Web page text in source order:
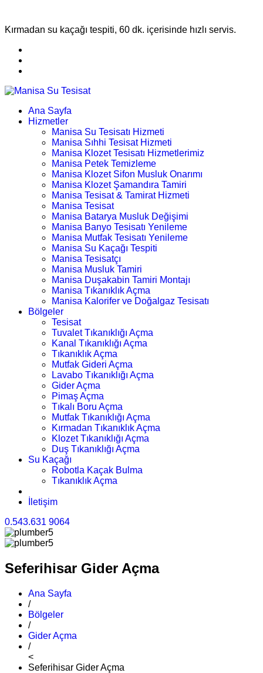
Kırmadan su kaçağı tespiti, 60 dk. içerisinde hızlı servis.
Ana Sayfa
Hizmetler
Manisa Su Tesisatı Hizmeti
Manisa Sıhhi Tesisat Hizmeti
Manisa Klozet Tesisatı Hizmetlerimiz
Manisa Petek Temizleme
Manisa Klozet Sifon Musluk Onarımı
Manisa Klozet Şamandıra Tamiri
Manisa Tesisat & Tamirat Hizmeti
Manisa Tesisat
Manisa Batarya Musluk Değişimi
Manisa Banyo Tesisatı Yenileme
Manisa Mutfak Tesisatı Yenileme
Manisa Su Kaçağı Tespiti
Manisa Tesisatçı
Manisa Musluk Tamiri
Manisa Duşakabin Tamiri Montajı
Manisa Tıkanıklık Açma
Manisa Kalorifer ve Doğalgaz Tesisatı
Bölgeler
Tesisat
Tuvalet Tıkanıklığı Açma
Kanal Tıkanıklığı Açma
Tıkanıklık Açma
Mutfak Gideri Açma
Lavabo Tıkanıklığı Açma
Gider Açma
Pimaş Açma
Tıkalı Boru Açma
Mutfak Tıkanıklığı Açma
Kırmadan Tıkanıklık Açma
Klozet Tıkanıklığı Açma
Duş Tıkanıklığı Açma
Su Kaçağı
Robotla Kaçak Bulma
Tıkanıklık Açma
İletişim
0.543.631 9064
Seferihisar Gider Açma
Ana Sayfa
/
Bölgeler
/
Gider Açma
/
<
Seferihisar Gider Açma